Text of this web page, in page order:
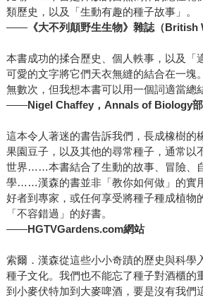
類歷史，以及「生動有趣的種子故事」。
——《大不列顛野生生物》雜誌（British
本書成功的揉合歷史、個人軼事，以及「
可愛的文字將它們天衣無縫的結合在一塊
無數次，但我想本書可以用一個詞適當總
——Nigel Chaffey，Annals of Biology
這本令人著迷的書告訴我們，長成橡樹的
果園豆子，以及其他的尋常種子，通常以
世界……本書結合了生動的故事、冒險、
學……漢森的書並非「教你如何做」的實
好者到專家，或任何享受將種子種成植物
「不容錯過」的好書。
——HGTVGardens.com網站
索爾．漢森從這些小小奇蹟的歷史與科學
種子文化。我們也不能忘了種子對酒櫃的
到小麥伏特加到大麥啤酒，要是沒有我們